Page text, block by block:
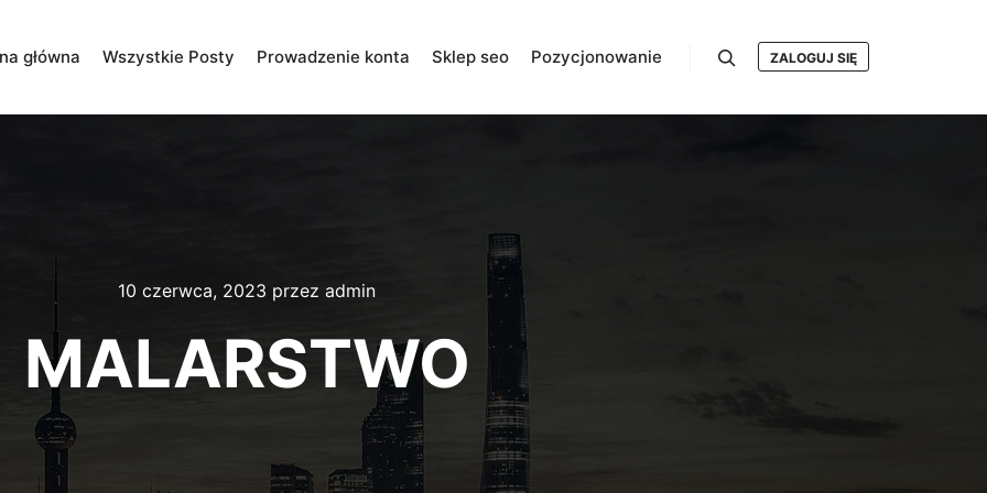
główna Wszystkie Posty Prowadzenie konta Sklep seo Pozycjonowanie ZALOGUJ SIĘ
10 czerwca, 2023 przez admin
MALARSTWO